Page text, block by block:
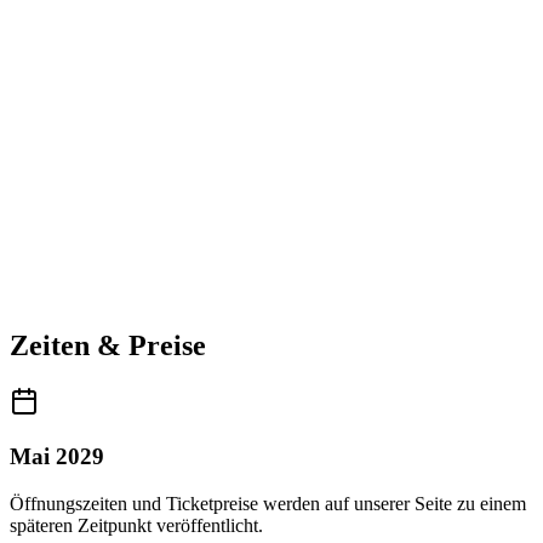
Zeiten & Preise
Mai 2029
Öffnungszeiten und Ticketpreise werden auf unserer Seite zu einem
späteren Zeitpunkt veröffentlicht.